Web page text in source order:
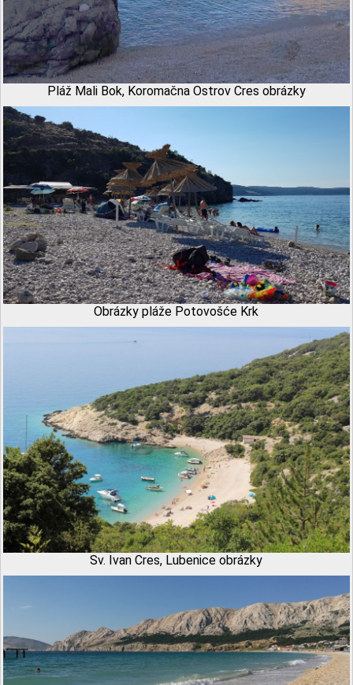
Pláž Mali Bok, Koromačna Ostrov Cres obrázky
Obrázky pláže Potovošće Krk
Sv. Ivan Cres, Lubenice obrázky